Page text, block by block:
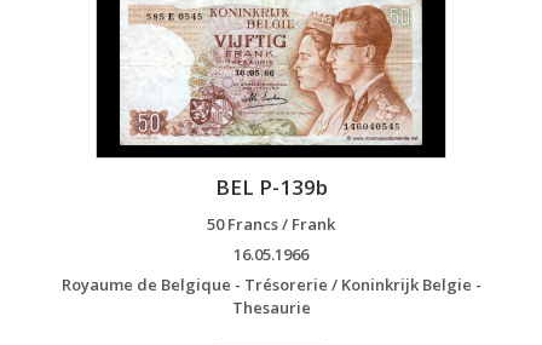
BEL P-139b
50 Francs / Frank
16.05.1966
Royaume de Belgique - Trésorerie / Koninkrijk Belgie -
Thesaurie